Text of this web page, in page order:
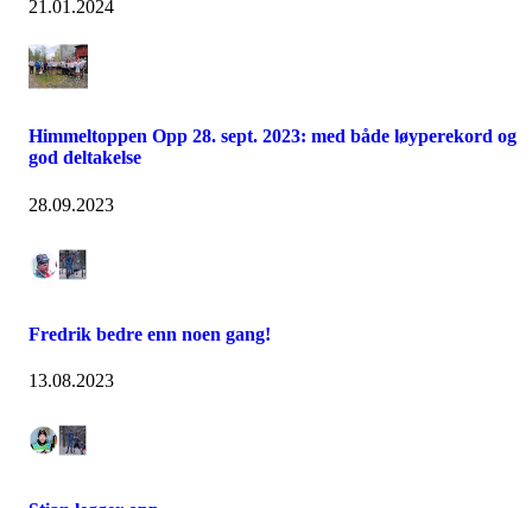
21.01.2024
Himmeltoppen Opp 28. sept. 2023: med både løyperekord og
god deltakelse
28.09.2023
Fredrik bedre enn noen gang!
13.08.2023